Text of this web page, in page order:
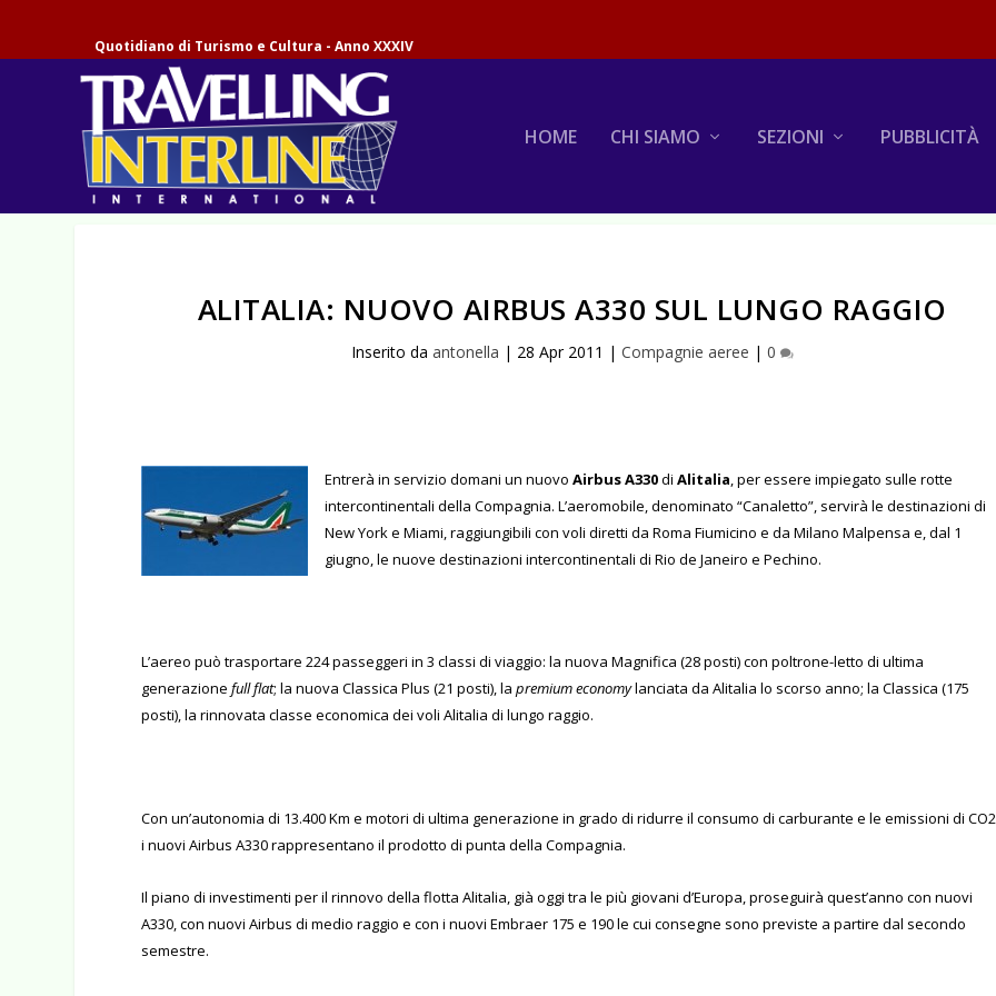
Quotidiano di Turismo e Cultura - Anno XXXIV
HOME CHI SIAMO SEZIONI PUBBLICITÀ
ALITALIA: NUOVO AIRBUS A330 SUL LUNGO RAGGIO
Inserito da antonella | 28 Apr 2011 | Compagnie aeree | 0
Entrerà in servizio domani un nuovo Airbus A330diAlitalia , per essere impiegato sulle rotte
intercontinentali della Compagnia.L’aeromobile, denominato “Canaletto”, servirà le destinazioni di
New York e Miami, raggiungibili con voli diretti da Roma Fiumicino e da Milano Malpensa e, dal 1
giugno, le nuove destinazioni intercontinentali di Rio de Janeiro e Pechino.
L’aereo può trasportare 224 passeggeri in 3 classi di viaggio: la nuova Magnifica (28 posti) con poltrone-letto di ultima
generazionefull flat; la nuova Classica Plus (21 posti), lapremium economylanciata da Alitalia lo scorso anno; la Classica (175
posti), la rinnovata classe economica dei voli Alitalia di lungo raggio.
Con un’autonomia di 13.400 Km e motori di ultima generazione in grado di ridurre il consumo di carburante e le emissioni di
i nuovi Airbus A330 rappresentano il prodotto di punta della Compagnia.
Il piano di investimenti per il rinnovo della flotta Alitalia, già oggi tra le più giovani d’Europa, proseguirà quest’anno con nuovi
A330, con nuovi Airbus di medio raggio e con i nuovi Embraer 175 e 190 le cui consegne sono previste a partire dal secondo
semestre.